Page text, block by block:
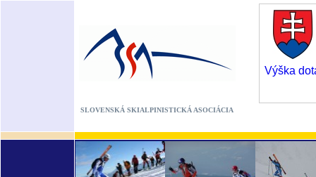
Výška
SLOVENSKÁ SKIALPINISTICKÁ ASOCIÁCIA